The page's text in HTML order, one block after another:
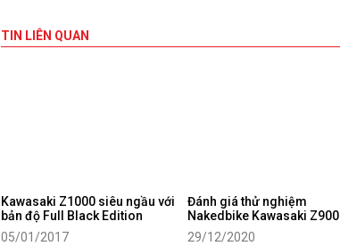
TIN LIÊN QUAN
Kawasaki Z1000 siêu ngầu với
bản độ Full Black Edition
05/01/2017
Đánh giá thử nghiệm
Nakedbike Kawasaki Z900
29/12/2020